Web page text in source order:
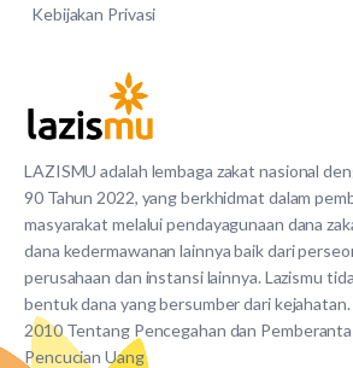
LAZISMU adalah lembaga zakat nasional
90 Tahun 2022, yang berkhidmat dalam
masyarakat melalui pendayagunaan dana
dana kedermawanan lainnya baik dari
perusahaan dan instansi lainnya. Lazismu
bentuk dana yang bersumber dari kejahatan.
2010 Tentang Pencegahan dan
Pencucian Uang
Kebijakan Privasi